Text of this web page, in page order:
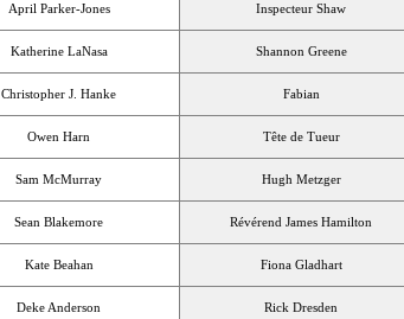
April Parker-Jones Inspecteur Shaw
Katherine LaNasa Shannon Greene
Christopher J. Hanke Fabian
Owen Harn Tête de Tueur
Sam McMurray Hugh Metzger
Sean Blakemore Révérend James Hamilton
Kate Beahan Fiona Gladhart
Deke Anderson Rick Dresden